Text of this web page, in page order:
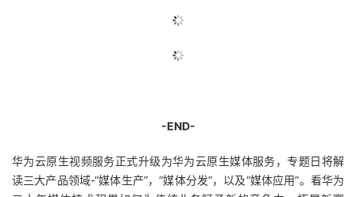
-END-
华为云原生视频服务正式升级为华为云原生媒体服务，专题日将解
读三大产品领域-“媒体生产”，“媒体分发”，以及“媒体应用”。看华为